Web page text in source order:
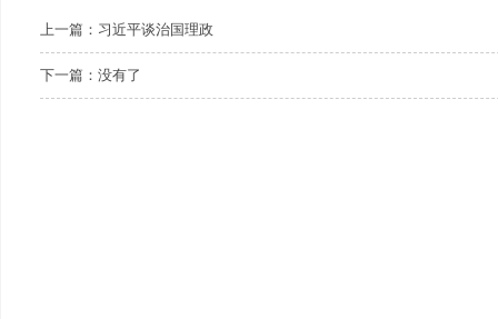
上一篇： 习近平谈治国理政
下一篇：没有了